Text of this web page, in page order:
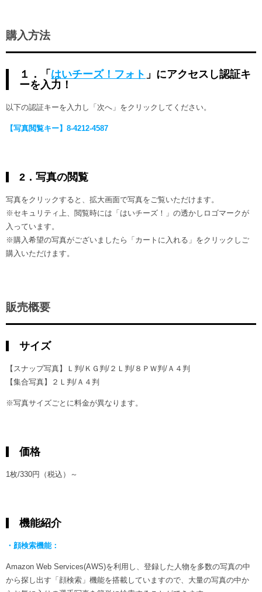
購入方法
１．「 はいチーズ！フォト 」にアクセスし認証キ
ーを入力！
以下の認証キーを入力し「次へ」をクリックしてください。
【写真閲覧キー】8-4212-4587
2．写真の閲覧
写真をクリックすると、拡大画面で写真をご覧いただけます。
※セキュリティ上、閲覧時には「はいチーズ！」の透かしロゴマークが
入っています。
※購入希望の写真がございましたら「カートに入れる」をクリックしご
購入いただけます。
販売概要
サイズ
【スナップ写真】Ｌ判/ＫＧ判/２Ｌ判/８ＰＷ判/Ａ４判
【集合写真】２Ｌ判/Ａ４判
※写真サイズごとに料金が異なります。
価格
1枚/330円（税込）～
機能紹介
・顔検索機能：
Amazon Web Services(AWS)を利用し、登録した人物を多数の写真の中
から探し出す「顔検索」機能を搭載していますので、大量の写真の中か